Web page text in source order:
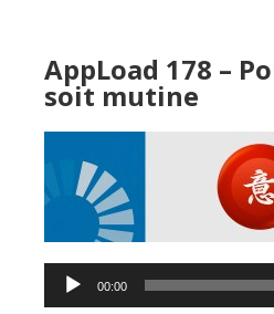
AppLoad 178 –
soit mutine
00:00